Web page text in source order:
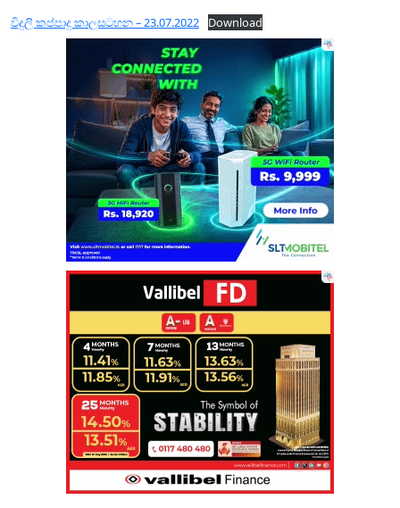
විදුලි කප්පාදු කාලසටහන – 23.07.2022 Download